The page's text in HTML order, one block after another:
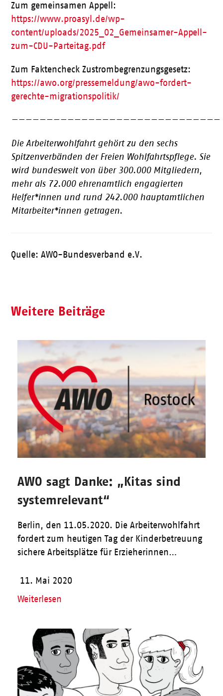
Zum gemeinsamen Appell:
https://www.proasyl.de/wp-
content/uploads/2025_02_Gemeinsamer-Appell-
zum-CDU-Parteitag.pdf
Zum Faktencheck Zustrombegrenzungsgesetz:
https://awo.org/pressemeldung/awo-fordert-
gerechte-migrationspolitik/
——————————————————————————————
Die Arbeiterwohlfahrt gehört zu den sechs
Spitzenverbänden der Freien Wohlfahrtspflege. Sie
wird bundesweit von über 300.000 Mitgliedern,
mehr als 72.000 ehrenamtlich engagierten
Helfer*innen und rund 242.000 hauptamtlichen
Mitarbeiter*innen getragen.
Quelle: AWO-Bundesverband e.V.
Weitere Beiträge
AWO sagt Danke: „Kitas sind
systemrelevant“
Berlin, den 11.05.2020. Die Arbeiterwohlfahrt
fordert zum heutigen Tag der Kinderbetreuung
sichere Arbeitsplätze für Erzieherinnen…
11. Mai 2020
Weiterlesen